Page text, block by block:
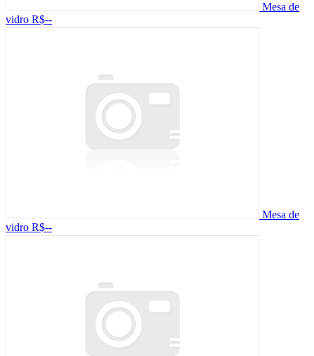
Mesa de
vidro R$--
Mesa de
vidro R$--